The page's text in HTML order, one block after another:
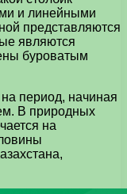
и линейными
представляются
являются
буроватым
период, начиная
В природных
на